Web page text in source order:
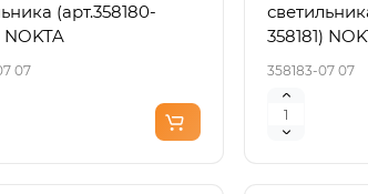
(арт.358180-
NOKTA
07
358181)
358183-07 07